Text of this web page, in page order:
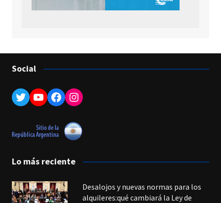
Social
Twitter
YouTube
Facebook
Instagram
Lo más reciente
Desalojos y nuevas normas para los
alquileres:qué cambiará la Ley de